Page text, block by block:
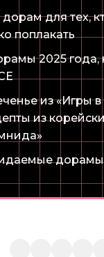
дорам для тех,
поплакать
2025 года,
из «Игры
из